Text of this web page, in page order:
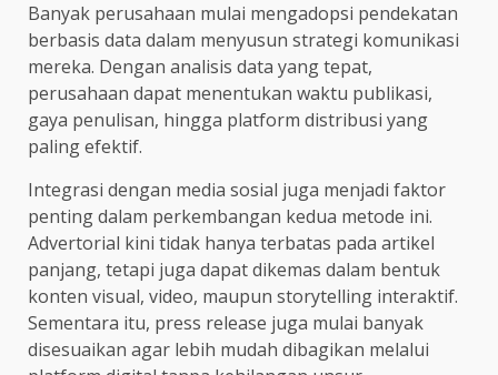
Banyak perusahaan mulai mengadopsi pendekatan
berbasis data dalam menyusun strategi komunikasi
mereka. Dengan analisis data yang tepat,
perusahaan dapat menentukan waktu publikasi,
gaya penulisan, hingga platform distribusi yang
paling efektif.
Integrasi dengan media sosial juga menjadi faktor
penting dalam perkembangan kedua metode ini.
Advertorial kini tidak hanya terbatas pada artikel
panjang, tetapi juga dapat dikemas dalam bentuk
konten visual, video, maupun storytelling interaktif.
Sementara itu, press release juga mulai banyak
disesuaikan agar lebih mudah dibagikan melalui